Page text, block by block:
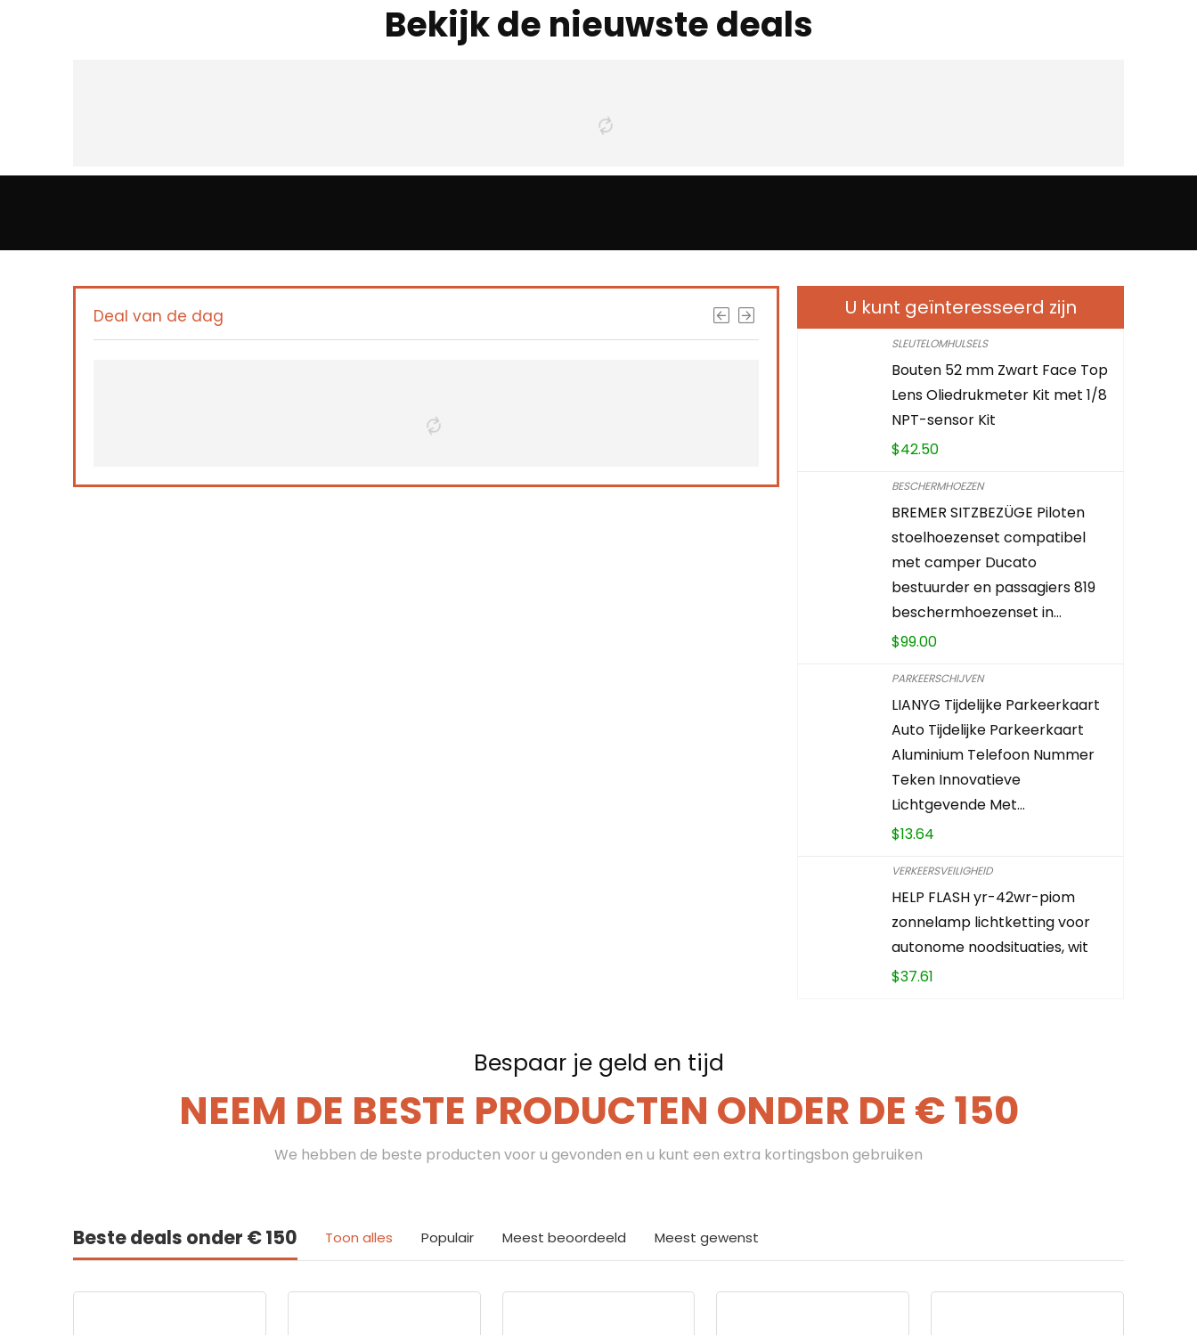
Bekijk de nieuwste deals
Deal van de dag U kunt geïnteresseerd zijn
SLEUTELOMHULSELS
Bouten 52 mm Zwart Face Top
Lens Oliedrukmeter Kit met 1/8
NPT-sensor Kit
$42.50
BESCHERMHOEZEN
BREMER SITZBEZÜGE Piloten
stoelhoezenset compatibel
met camper Ducato
bestuurder en passagiers 819
beschermhoezenset in…
$99.00
PARKEERSCHIJVEN
LIANYG Tijdelijke Parkeerkaart
Auto Tijdelijke Parkeerkaart
Aluminium Telefoon Nummer
Teken Innovatieve
Lichtgevende Met…
$13.64
VERKEERSVEILIGHEID
HELP FLASH yr-42wr-piom
zonnelamp lichtketting voor
autonome noodsituaties, wit
$37.61
Bespaar je geld en tijd
NEEM DE BESTE PRODUCTEN ONDER DE € 150
We hebben de beste producten voor u gevonden en u kunt een extra kortingsbon gebruiken
Beste deals onder € 150 Toon alles Populair Meest beoordeeld Meest gewenst